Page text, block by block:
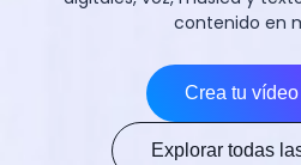
contenido en
Crea tu
Explorar todas